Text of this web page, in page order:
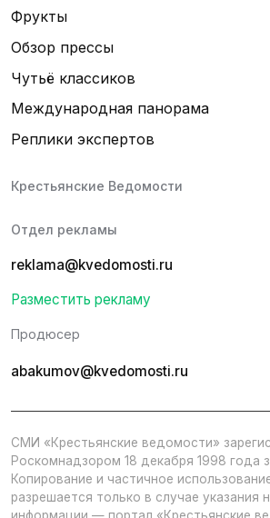
Фрукты
Обзор прессы
Чутьё классиков
Международная панорама
Реплики экспертов
Крестьянские Ведомости
Отдел рекламы
reklama@kvedomosti.ru
Разместить рекламу
Продюсер
abakumov@kvedomosti.ru
СМИ «Крестьянские ведомости»
Роскомнадзором 18 декабря 1998 года
Копирование и частичное
разрешается только в случае указания
информации — портал «Крестьянские